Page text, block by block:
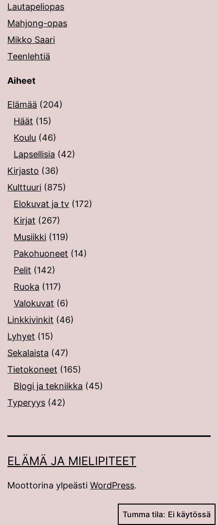
Lautapeliopas
Mahjong-opas
Mikko Saari
Teenlehtiä
Aiheet
Elämää (204)
Häät (15)
Koulu (46)
Lapsellisia (42)
Kirjasto (36)
Kulttuuri (875)
Elokuvat ja tv (172)
Kirjat (267)
Musiikki (119)
Pakohuoneet (14)
Pelit (142)
Ruoka (117)
Valokuvat (6)
Linkkivinkit (46)
Lyhyet (15)
Sekalaista (47)
Tietokoneet (165)
Blogi ja tekniikka (45)
Typeryys (42)
ELÄMÄ JA MIELIPITEET
Moottorina ylpeästi WordPress.
Tumma tila: